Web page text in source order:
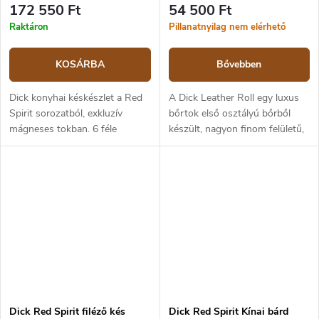
172 550 Ft
Raktáron
KOSÁRBA
Dick konyhai késkészlet a Red
Spirit sorozatból, exkluzív
mágneses tokban. 6 féle
professzionális konyhai kés és
54 500 Ft
Pillanatnyilag nem elérhető
Bővebben
A Dick Leather Roll egy luxus
bőrtok első osztályú bőrből
készült, nagyon finom felületű,
Hollandiából származó konyhai
Dick Red Spirit filéző kés Dick Red Spirit Kínai bárd